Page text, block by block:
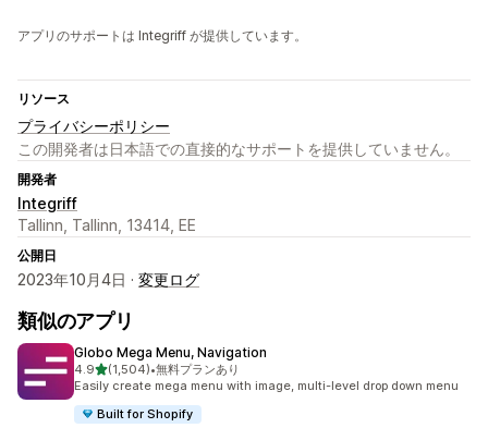
アプリのサポートは Integriff が提供しています。
リソース
プライバシーポリシー
この開発者は日本語での直接的なサポートを提供していません。
開発者
Integriff
Tallinn, Tallinn, 13414, EE
公開日
2023年10月4日 · 変更ログ
類似のアプリ
Globo Mega Menu, Navigation
4.95つ星中
(1,504)
合計レビュー数：1504件
•無料プランあり
Easily create mega menu with image, multi-level drop down menu
Built for Shopify